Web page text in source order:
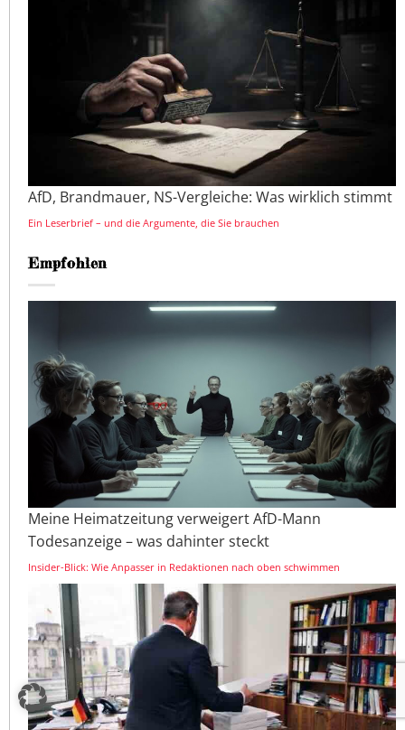
AfD, Brandmauer, NS-Vergleiche: Was wirklich stimmt
Ein Leserbrief – und die Argumente, die Sie brauchen
Empfohlen
Meine Heimatzeitung verweigert AfD-Mann
Todesanzeige – was dahinter steckt
Insider-Blick: Wie Anpasser in Redaktionen nach oben schwimmen